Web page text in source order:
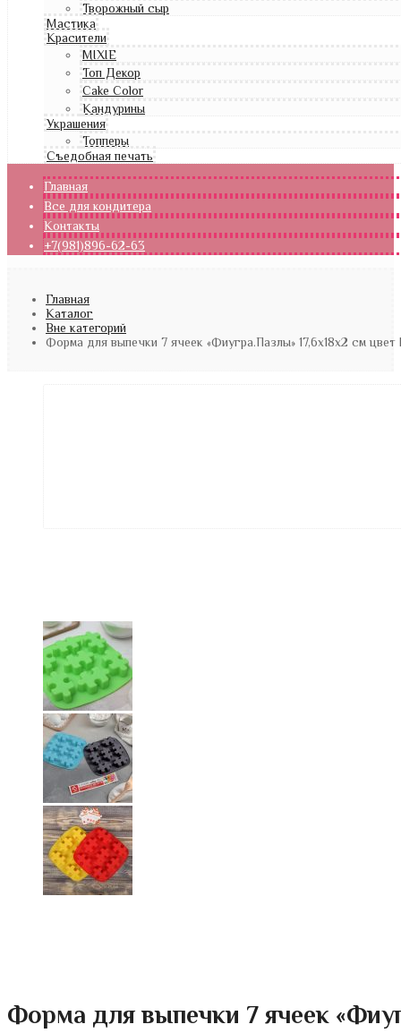
Творожный сыр
Мастика
Красители
MIXIE
Топ Декор
Cake Color
Кандурины
Украшения
Топперы
Съедобная печать
Главная
Все для кондитера
Контакты
+7(981)896-62-63
Главная
Каталог
Вне категорий
Форма для выпечки 7 ячеек «Фиугра.Пазлы» 17,6х18х2 см
Форма для выпечки 7 ячеек